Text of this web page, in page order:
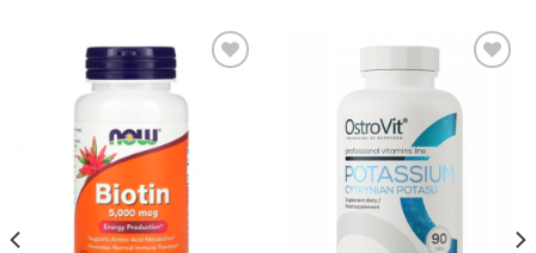
Добавить
в список
в список
желаний